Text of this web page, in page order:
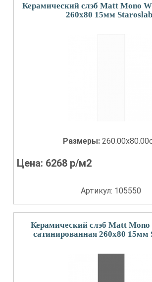
Керамический слэб Matt Mono
260x80 15мм
Размеры:
Цена: 6268 р/м2
Артикул: 105550
Керамический слэб Matt Mono
сатинированная 260x80 15мм